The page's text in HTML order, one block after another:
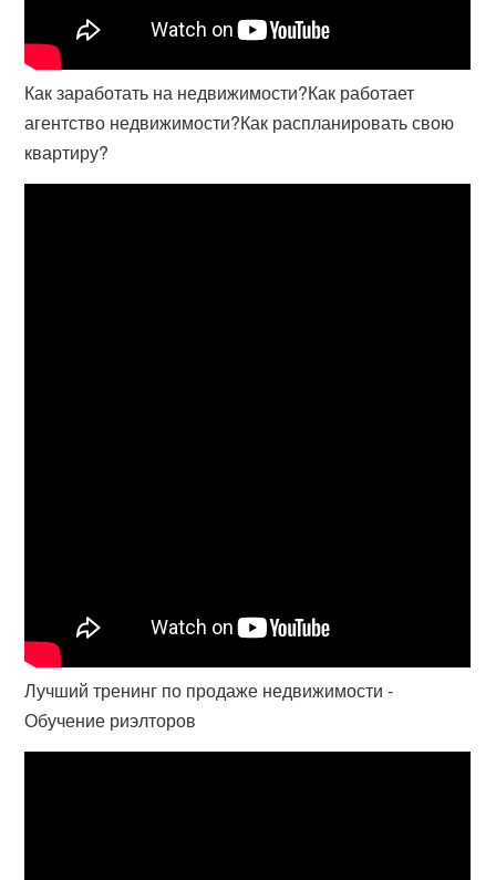
Как заработать на недвижимости?Как работает
агентство недвижимости?Как распланировать свою
квартиру?
Лучший тренинг по продаже недвижимости -
Обучение риэлторов